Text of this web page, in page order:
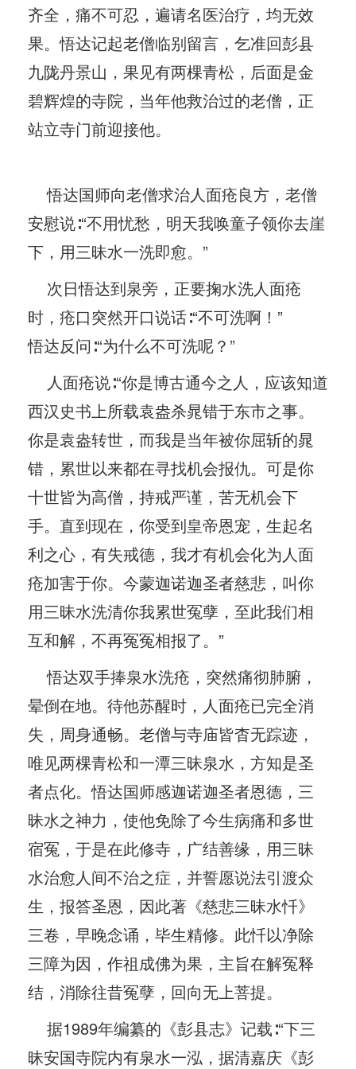
齐全，痛不可忍，遍请名医治疗，均无效
果。悟达记起老僧临别留言，乞准回彭县
九陇丹景山，果见有两棵青松，后面是金
碧辉煌的寺院，当年他救治过的老僧，正
站立寺门前迎接他。
悟达国师向老僧求治人面疮良方，老僧
安慰说∶“不用忧愁，明天我唤童子领你去崖
下，用三昧水一洗即愈。”
次日悟达到泉旁，正要掬水洗人面疮
时，疮口突然开口说话∶“不可洗啊！”
悟达反问∶“为什么不可洗呢？”
人面疮说∶“你是博古通今之人，应该知道
西汉史书上所载袁盎杀晁错于东市之事。
你是袁盎转世，而我是当年被你屈斩的晁
错，累世以来都在寻找机会报仇。可是你
十世皆为高僧，持戒严谨，苦无机会下
手。直到现在，你受到皇帝恩宠，生起名
利之心，有失戒德，我才有机会化为人面
疮加害于你。今蒙迦诺迦圣者慈悲，叫你
用三昧水洗清你我累世冤孽，至此我们相
互和解，不再冤冤相报了。”
悟达双手捧泉水洗疮，突然痛彻肺腑，
晕倒在地。待他苏醒时，人面疮已完全消
失，周身通畅。老僧与寺庙皆杳无踪迹，
唯见两棵青松和一潭三昧泉水，方知是圣
者点化。悟达国师感迦诺迦圣者恩德，三
昧水之神力，使他免除了今生病痛和多世
宿冤，于是在此修寺，广结善缘，用三昧
水治愈人间不治之症，并誓愿说法引渡众
生，报答圣恩，因此著《慈悲三昧水忏》
三卷，早晚念诵，毕生精修。此忏以净除
三障为因，作祖成佛为果，主旨在解冤释
结，消除往昔冤孽，回向无上菩提。
据1989年编纂的《彭县志》记载∶“下三
昧安国寺院内有泉水一泓，据清嘉庆《彭